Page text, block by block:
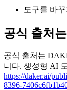
도구를 바
공식 출처
공식 출처는
니다. 생성형 AI
https://daker.ai/
8396-